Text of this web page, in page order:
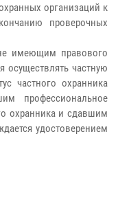
организаций к
проверочных
имеющим правового
осуществлять частную
частного охранника
профессиональное
охранника и сдавшим
удостоверением